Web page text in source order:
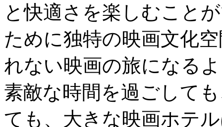
と快適さを楽しむこと
ために独特の映画文化
れない映画の旅になる
素敵な時間を過ごして
ても、大きな映画ホテ